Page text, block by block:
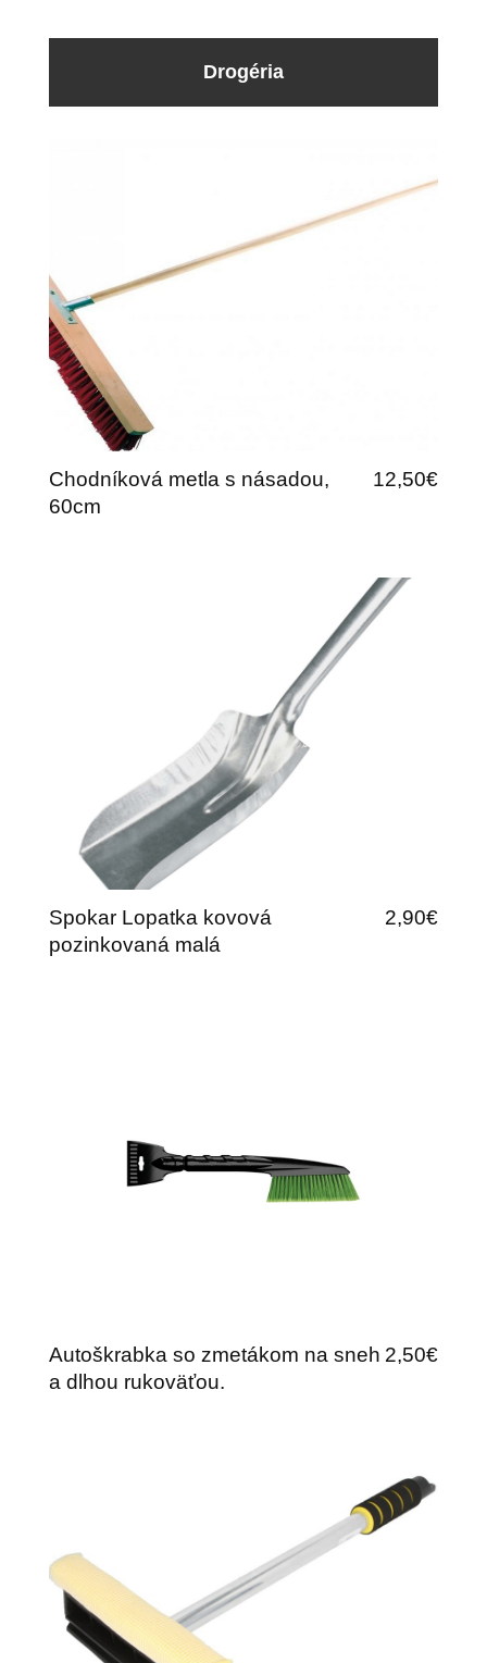
Drogéria
Chodníková metla s násadou,
60cm
12,50€
Spokar Lopatka kovová
pozinkovaná malá
2,90€
Autoškrabka so zmetákom na sneh
a dlhou rukoväťou.
2,50€